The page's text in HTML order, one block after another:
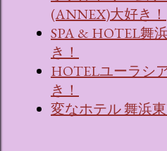
(ANNEX)大好き！
SPA & HOTEL舞
き！
HOTELユーラシ
き！
変なホテル 舞浜